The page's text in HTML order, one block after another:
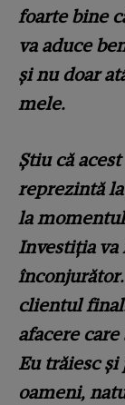
foarte bine
va aduce
și nu doar
mele.
Știu că
reprezintă
la
Investiția
clientul
afacere
Eu trăiesc
oameni,